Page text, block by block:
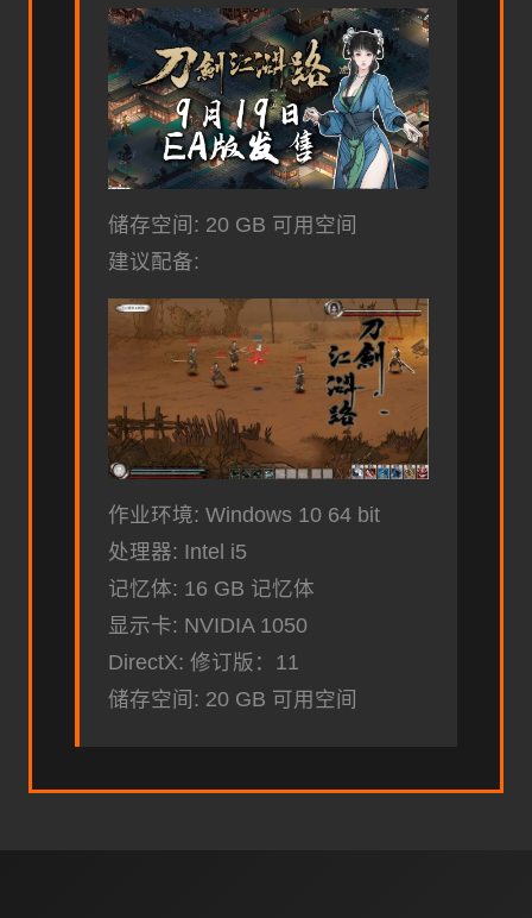
储存空间: 20 GB 可用空间
建议配备:
作业环境: Windows 10 64 bit
处理器: Intel i5
记忆体: 16 GB 记忆体
显示卡: NVIDIA 1050
DirectX: 修订版：11
储存空间: 20 GB 可用空间